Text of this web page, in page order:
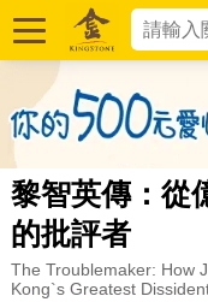
黎智英傳：從
的批評者
The Troublemaker: How
Kong`s Greatest